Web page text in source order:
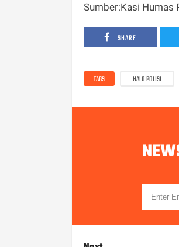
Sumber:Kasi Humas
SHARE
TAGS HALO POLISI